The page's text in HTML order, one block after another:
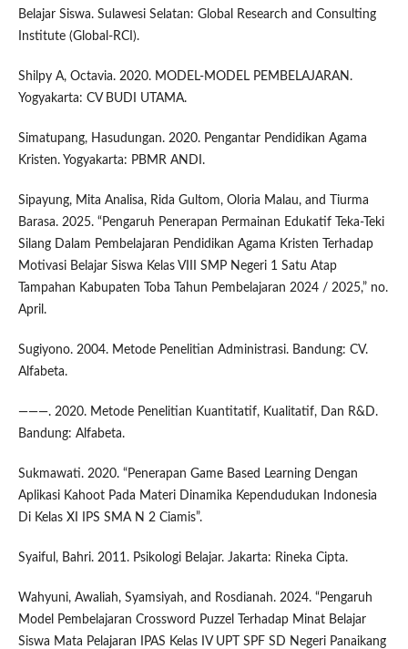
Belajar Siswa. Sulawesi Selatan: Global Research and Consulting
Institute (Global-RCI).
Shilpy A, Octavia. 2020. MODEL-MODEL PEMBELAJARAN.
Yogyakarta: CV BUDI UTAMA.
Simatupang, Hasudungan. 2020. Pengantar Pendidikan Agama
Kristen. Yogyakarta: PBMR ANDI.
Sipayung, Mita Analisa, Rida Gultom, Oloria Malau, and Tiurma
Barasa. 2025. “Pengaruh Penerapan Permainan Edukatif Teka-Teki
Silang Dalam Pembelajaran Pendidikan Agama Kristen Terhadap
Motivasi Belajar Siswa Kelas VIII SMP Negeri 1 Satu Atap
Tampahan Kabupaten Toba Tahun Pembelajaran 2024 / 2025,” no.
April.
Sugiyono. 2004. Metode Penelitian Administrasi. Bandung: CV.
Alfabeta.
———. 2020. Metode Penelitian Kuantitatif, Kualitatif, Dan R&D.
Bandung: Alfabeta.
Sukmawati. 2020. “Penerapan Game Based Learning Dengan
Aplikasi Kahoot Pada Materi Dinamika Kependudukan Indonesia
Di Kelas XI IPS SMA N 2 Ciamis”.
Syaiful, Bahri. 2011. Psikologi Belajar. Jakarta: Rineka Cipta.
Wahyuni, Awaliah, Syamsiyah, and Rosdianah. 2024. “Pengaruh
Model Pembelajaran Crossword Puzzel Terhadap Minat Belajar
Siswa Mata Pelajaran IPAS Kelas IV UPT SPF SD Negeri Panaikang